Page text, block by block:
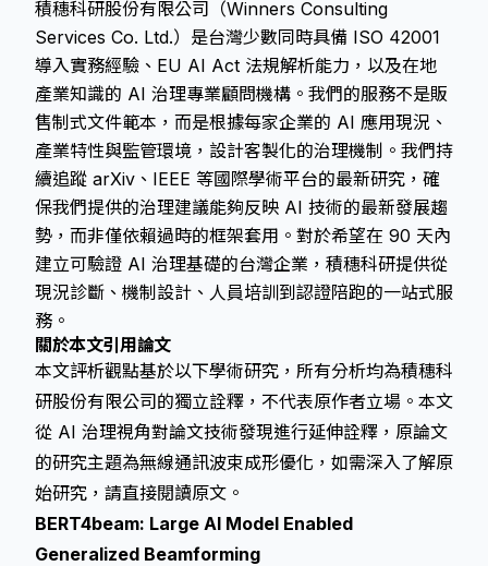
積穗科研股份有限公司（Winners Consulting
Services Co. Ltd.）是台灣少數同時具備 ISO 42001
導入實務經驗、EU AI Act 法規解析能力，以及在地
產業知識的 AI 治理專業顧問機構。我們的服務不是販
售制式文件範本，而是根據每家企業的 AI 應用現況、
產業特性與監管環境，設計客製化的治理機制。我們持
續追蹤 arXiv、IEEE 等國際學術平台的最新研究，確
保我們提供的治理建議能夠反映 AI 技術的最新發展趨
勢，而非僅依賴過時的框架套用。對於希望在 90 天內
建立可驗證 AI 治理基礎的台灣企業，積穗科研提供從
現況診斷、機制設計、人員培訓到認證陪跑的一站式服
務。
關於本文引用論文
本文評析觀點基於以下學術研究，所有分析均為積穗科
研股份有限公司的獨立詮釋，不代表原作者立場。本文
從 AI 治理視角對論文技術發現進行延伸詮釋，原論文
的研究主題為無線通訊波束成形優化，如需深入了解原
始研究，請直接閱讀原文。
BERT4beam: Large AI Model Enabled
Generalized Beamforming